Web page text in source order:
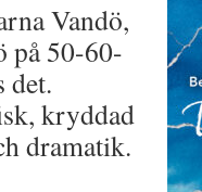
Vandö,
på 50-60-
det.
kryddad
dramatik.